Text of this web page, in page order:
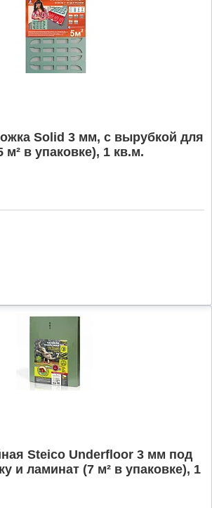
Solid 3 мм, с вырубкой для
м² в упаковке), 1 кв.м.
Steico Underfloor 3 мм под
и ламинат (7 м² в упаковке), 1